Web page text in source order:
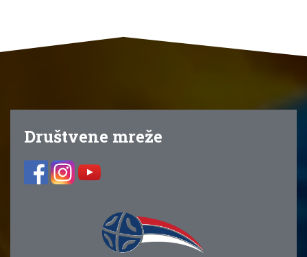
Društvene mreže